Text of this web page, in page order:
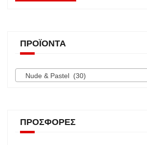
ΠΡΟΪΌΝΤΑ
Nude & Pastel (30)
ΠΡΟΣΦΟΡΈΣ